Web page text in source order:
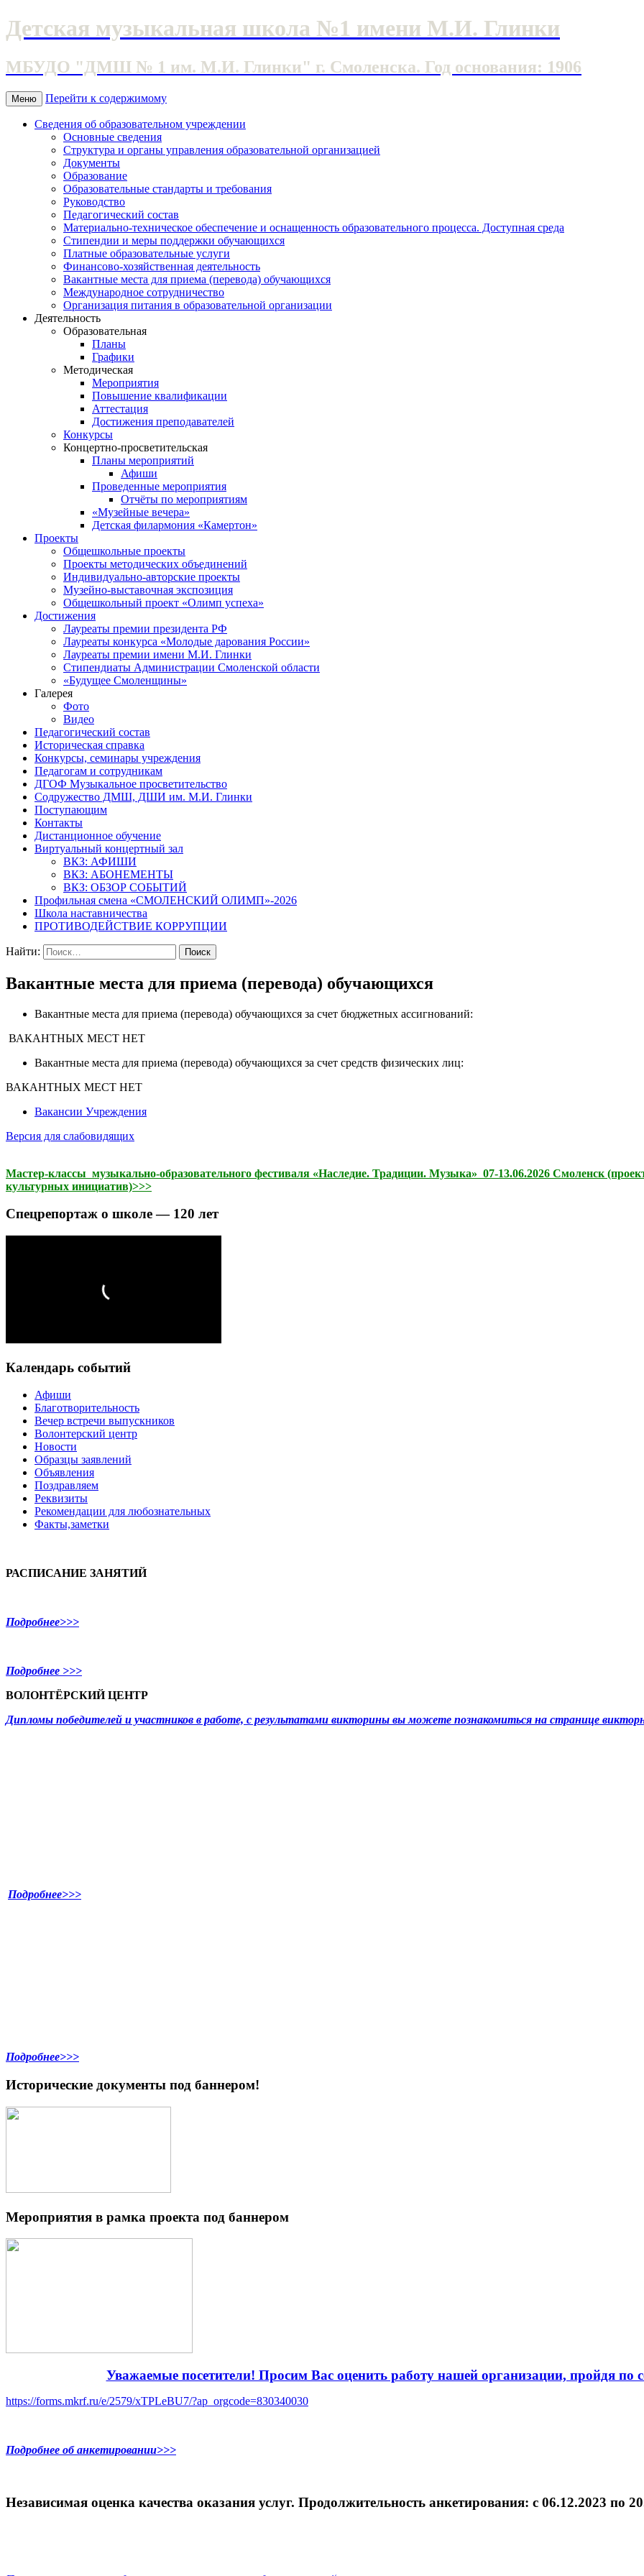
Детская музыкальная школа №1 имени М.И. Глинки
МБУДО "ДМШ № 1 им. М.И. Глинки" г. Смоленска. Год основания: 1906
Меню Перейти к содержимому
Сведения об образовательном учреждении
Основные сведения
Структура и органы управления образовательной организацией
Документы
Образование
Образовательные стандарты и требования
Руководство
Педагогический состав
Материально-техническое обеспечение и оснащенность образовательного процесса. Доступная среда
Стипендии и меры поддержки обучающихся
Платные образовательные услуги
Финансово-хозяйственная деятельность
Вакантные места для приема (перевода) обучающихся
Международное сотрудничество
Организация питания в образовательной организации
Деятельность
Образовательная
Планы
Графики
Методическая
Мероприятия
Повышение квалификации
Аттестация
Достижения преподавателей
Конкурсы
Концертно-просветительская
Планы мероприятий
Афиши
Проведенные мероприятия
Отчёты по мероприятиям
«Музейные вечера»
Детская филармония «Камертон»
Проекты
Общешкольные проекты
Проекты методических объединений
Индивидуально-авторские проекты
Музейно-выставочная экспозиция
Общешкольный проект «Олимп успеха»
Достижения
Лауреаты премии президента РФ
Лауреаты конкурса «Молодые дарования России»
Лауреаты премии имени М.И. Глинки
Стипендиаты Администрации Смоленской области
«Будущее Смоленщины»
Галерея
Фото
Видео
Педагогический состав
Историческая справка
Конкурсы, семинары учреждения
Педагогам и сотрудникам
ДГОФ Музыкальное просветительство
Содружество ДМШ, ДШИ им. М.И. Глинки
Поступающим
Контакты
Дистанционное обучение
Виртуальный концертный зал
ВКЗ: АФИШИ
ВКЗ: АБОНЕМЕНТЫ
ВКЗ: ОБЗОР СОБЫТИЙ
Профильная смена «СМОЛЕНСКИЙ ОЛИМП»-2026
Школа наставничества
ПРОТИВОДЕЙСТВИЕ КОРРУПЦИИ
Найти:
Вакантные места для приема (перевода) обучающихся
Вакантные места для приема (перевода) обучающихся за счет бюджетных ассигнований:
ВАКАНТНЫХ МЕСТ НЕТ
Вакантные места для приема (перевода) обучающихся за счет средств физических лиц:
ВАКАНТНЫХ МЕСТ НЕТ
Вакансии Учреждения
Версия для слабовидящих
Мастер-классы музыкально-образовательного фестиваля «Наследие. Традиции. Музыка» 07-13.06.2026 Смоленск
культурных инициатив)>>>
Спецрепортаж о школе — 120 лет
Календарь событий
Афиши
Благотворительность
Вечер встречи выпускников
Волонтерский центр
Новости
Образцы заявлений
Объявления
Поздравляем
Реквизиты
Рекомендации для любознательных
Факты,заметки
РАСПИСАНИЕ ЗАНЯТИЙ
Подробнее>>>
Подробнее >>>
ВОЛОНТЁРСКИЙ ЦЕНТР
Дипломы победителей и участников в работе, с результатами викторины вы можете познакомиться на странице
Подробнее>>>
Подробнее>>>
Исторические документы под баннером!
Мероприятия в рамка проекта под баннером
Уважаемые посетители! Просим Вас оценить работу нашей организации, пройдя по
https://forms.mkrf.ru/e/2579/xTPLeBU7/?ap_orgcode=830340030
Подробнее об анкетировании>>>
Независимая оценка качества оказания услуг. Продолжительность анкетирования: c 06.12.2023 по